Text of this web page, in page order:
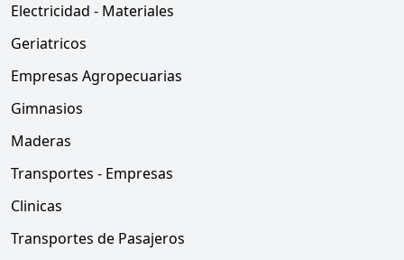
Electricidad - Materiales
Geriatricos
Empresas Agropecuarias
Gimnasios
Maderas
Transportes - Empresas
Clinicas
Transportes de Pasajeros